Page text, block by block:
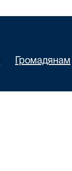
Громадянам